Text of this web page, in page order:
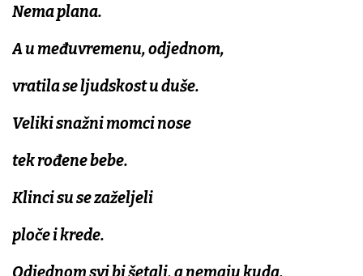
Nema plana.
A u međuvremenu, odjednom,
vratila se ljudskost u duše.
Veliki snažni momci nose
tek rođene bebe.
Klinci su se zaželjeli
ploče i krede.